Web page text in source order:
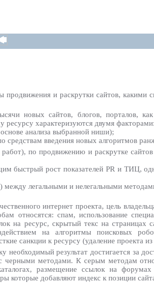
и раскрутки сайтов, какими
новых сайтов, блогов, порталов,
ресурсу характеризуются двумя факторами:
анализа выбранной ниши);
введения новых алгоритмов
по продвижению и раскрутке
быстрый рост показателей PR и ТИЦ,
между легальными и нелегальными
интернет проекта, цель
относятся: спам, использование
на ресурс, скрытый текс на страницах
на алгоритмы поисковых
санкции к ресурсу (удаление проекта
результат достигается за
черными методами. К серым методам
размещение ссылок на
которые добавляют индекс к позиции